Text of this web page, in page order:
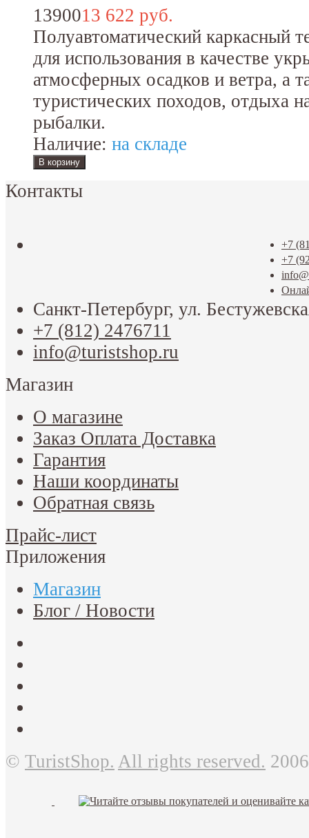
1390013 622 руб.
Полуавтоматический каркасный
для использования в качестве
атмосферных осадков и ветра, а
туристических походов, отдыха
рыбалки.
Наличие: на складе
Контакты
+7
+7
Санкт-Петербург, ул.
+7 (812) 2476711
info@turistshop.ru
Магазин
О магазине
Заказ Оплата Доставка
Гарантия
Наши координаты
Обратная связь
Прайс-лист
Приложения
Магазин
Блог / Новости
© TuristShop. All rights reserved.